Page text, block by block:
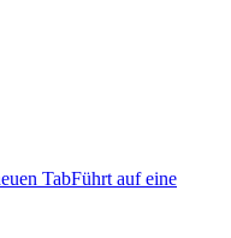
TabFührt auf eine